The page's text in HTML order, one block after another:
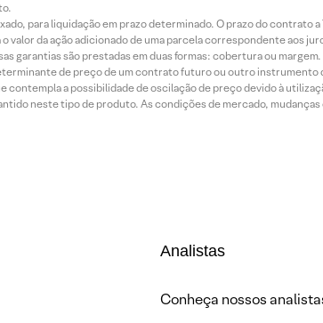
para liquidação em prazo determinado. O prazo do contrato a
da ação adicionado de uma parcela correspondente aos
garantias são prestadas em duas formas: cobertura ou margem.
de preço de um contrato futuro ou outro instrumento
a possibilidade de oscilação de preço devido à
neste tipo de produto. As condições de mercado,
Analistas
Conheça nossos